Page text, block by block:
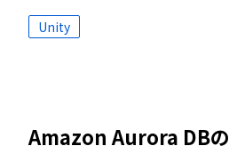
Unity
Amazon Aurora DB